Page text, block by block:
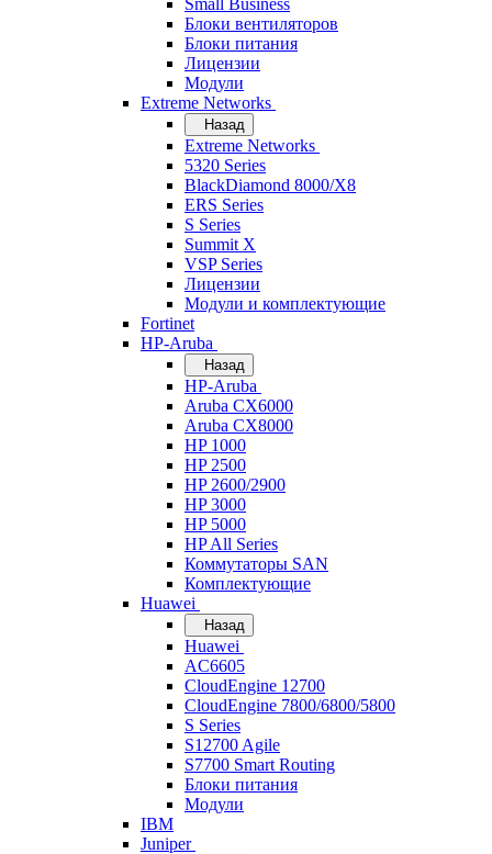
Small Business
Блоки вентиляторов
Блоки питания
Лицензии
Модули
Extreme Networks
Назад
Extreme Networks
5320 Series
BlackDiamond 8000/X8
ERS Series
S Series
Summit X
VSP Series
Лицензии
Модули и комплектующие
Fortinet
HP-Aruba
Назад
HP-Aruba
Aruba CX6000
Aruba CX8000
HP 1000
HP 2500
HP 2600/2900
HP 3000
HP 5000
HP All Series
Коммутаторы SAN
Комплектующие
Huawei
Назад
Huawei
AC6605
CloudEngine 12700
CloudEngine 7800/6800/5800
S Series
S12700 Agile
S7700 Smart Routing
Блоки питания
Модули
IBM
Juniper